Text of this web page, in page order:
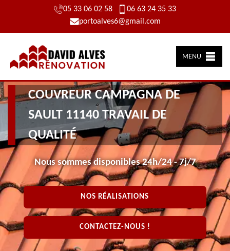
05 33 06 02 58
06 63 24 35 33
portoalves6@gmail.com
MENU
COUVREUR CAMPAGNA DE
SAULT 11140 TRAVAIL DE
QUALITÉ
Nous sommes disponibles 24h/24 - 7j/7
NOS RÉALISATIONS
CONTACTEZ-NOUS !